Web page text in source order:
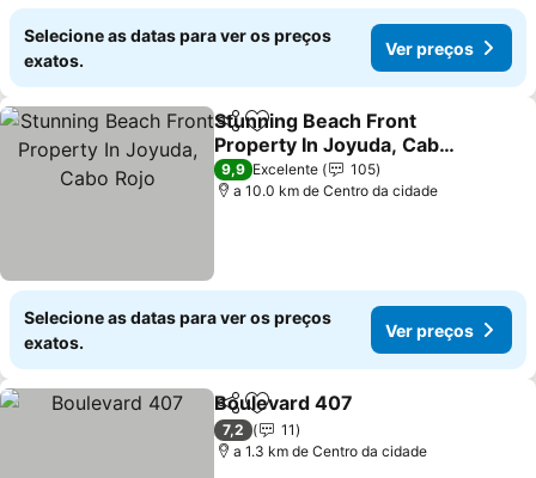
Selecione as datas para ver os preços
exatos.
Ver preços
PartilharAdicionar aos favoritos
Stunning Beach Front
Property In Joyuda, Cabo
Rojo
Ver preços
9,9 Excelente
105
a 10.0 km de Centro da cidade
Selecione as datas para ver os preços
exatos.
Ver preços
PartilharAdicionar aos favoritos
Boulevard 407
7,2
11
a 1.3 km de Centro da cidade